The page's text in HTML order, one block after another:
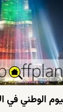
الوطني في